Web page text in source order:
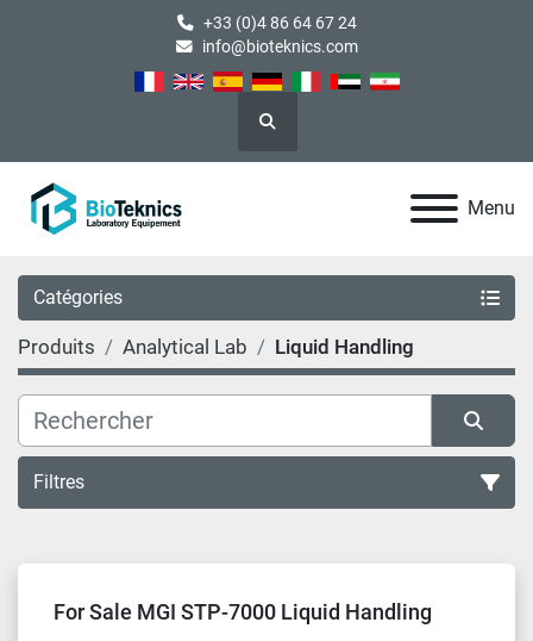
+33 (0)4 86 64 67 24
info@bioteknics.com
Rechercher
Menu
Catégories
Produits Analytical Lab Liquid Handling
Filtres
For Sale MGI STP-7000 Liquid Handling